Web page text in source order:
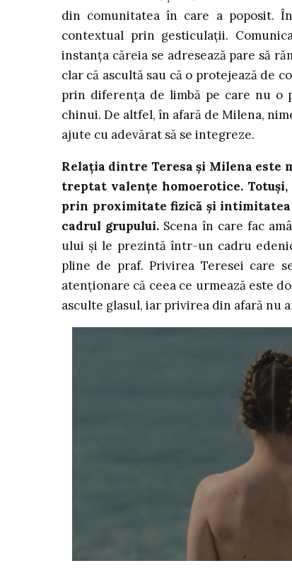
din comunitatea în care a poposit.
contextual prin gesticulații.
instanța căreia se adresează pare să
clar că ascultă sau că o protejează de
prin diferența de limbă pe care nu
chinui. De altfel, în afară de Milena,
ajute cu adevărat să se integreze.
Relația dintre Teresa și Milena este
treptat valențe homoerotice.
prin proximitate fizică și
cadrul grupului. Scena în care fac
ului și le prezintă într-un cadru
pline de praf. Privirea Teresei care
atenționare că ceea ce urmează este
asculte glasul, iar privirea din afară nu